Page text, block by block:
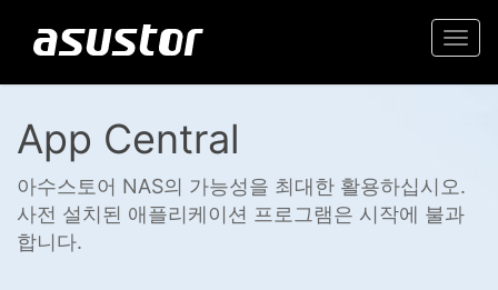
App Central
아수스토어 NAS의 가능성을 최대한 활용하십시오.
사전 설치된 애플리케이션 프로그램은 시작에 불과
합니다.